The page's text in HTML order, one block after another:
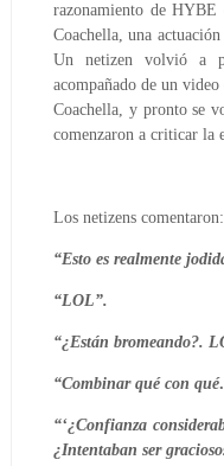
razonamiento de
Coachella, una
Un netizen volvió a
acompañado de un
Coachella, y pronto se
comenzaron a criticar la
Los netizens comentaron:
“Esto es realmente
“LOL”.
“¿Están bromeando?.
“Combinar qué con
“‘¿Confianza
¿Intentaban ser